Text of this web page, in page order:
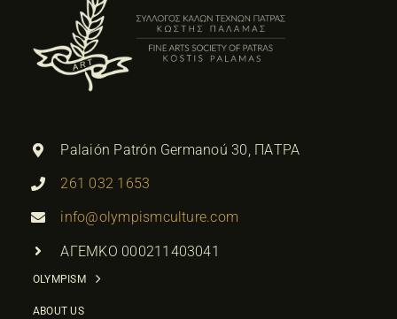
Palaión Patrón Germanoú 30, ΠΑΤΡΑ
261 032 1653
info@olympismculture.com
ΑΓΕΜΚΟ 000211403041
OLYMPISM
ABOUT US